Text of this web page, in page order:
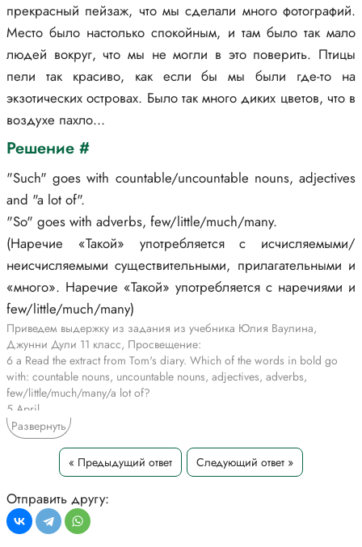
прекрасный пейзаж, что мы сделали много фотографий.
Место было настолько спокойным, и там было так мало
людей вокруг, что мы не могли в это поверить. Птицы
пели так красиво, как если бы мы были где-то на
экзотических островах. Было так много диких цветов, что в
воздухе пахло...
Решение #
"Such" goes with countable/uncountable nouns, adjectives
and "a lot of".
"So" goes with adverbs, few/little/much/many.
(Наречие «Такой» употребляется с исчисляемыми/
неисчисляемыми существительными, прилагательными и
«много». Наречие «Такой» употребляется с наречиями и
few/little/much/many)
Приведем выдержку из задания из учебника Юлия Ваулина,
Джунни Дули 11 класс, Просвещение:
6 a Read the extract from Tom's diary. Which of the words in bold go
with: countable nouns, uncountable nouns, adjectives, adverbs,
few/little/much/many/a lot of?
5 April
... it was such a lovely spot that we decided to camp there. After we had
put up our teat, we went to explore the area. There was such lovely
scenery that we took lots of photos. The place was so peaceful with so
few people around that we couldn't believe it. The birds were singing so
beautifully that it was as if we were somewhere exotic. There were such a
lot of wild flowers that the air smelled ...
*Цитирирование части задания со ссылкой на учебник
производится исключительно в учебных целях для лучшего
Развернуть
« Предыдущий ответ Следующий ответ »
Отправить другу: